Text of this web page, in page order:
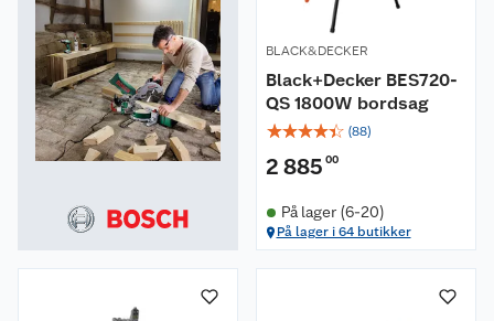
BLACK&DECKER
Black+Decker BES720-
QS 1800W bordsag
☆☆☆☆☆ (88)
2 885 00
På lager (6-20)
På lager i 64 butikker